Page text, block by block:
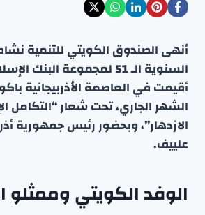
أنهى الصندوق الكويتي للتنمية
السنوية الـ 51 لمجموعة
الشهر الجاري، تحت شعار “التكامل
الازدهار”، وبحضور رئيس جمهورية
علييف.
الوفد الكويتي